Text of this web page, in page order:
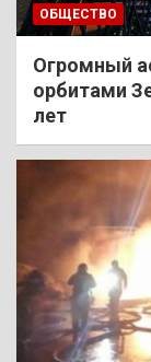
ОБЩЕСТВО
Огромный
орбитами
лет